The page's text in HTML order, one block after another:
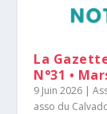
La
N°31 •
9 Juin 2026 |
asso du